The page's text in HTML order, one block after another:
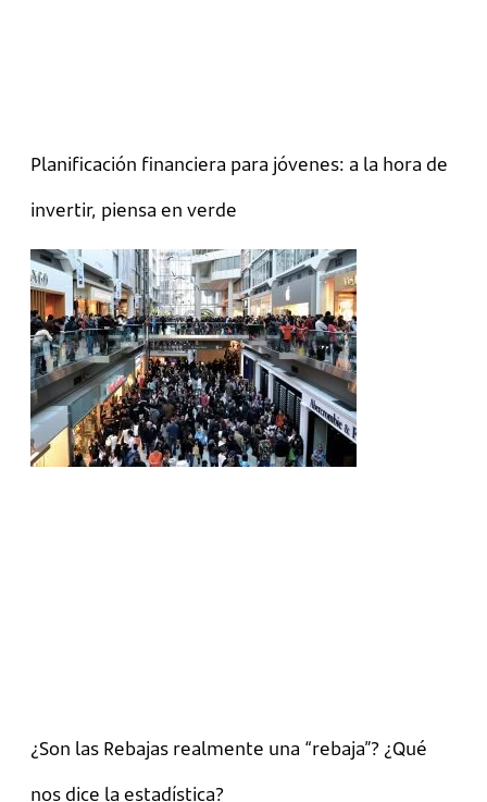
Planificación financiera para jóvenes: a la hora de
invertir, piensa en verde
¿Son las Rebajas realmente una “rebaja”? ¿Qué
nos dice la estadística?